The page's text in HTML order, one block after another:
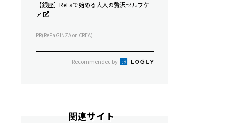
【銀座】ReFaで始める大人の贅沢セルフケ
ア
PR(ReFa GINZA on CREA)
Recommended by
関連サイト